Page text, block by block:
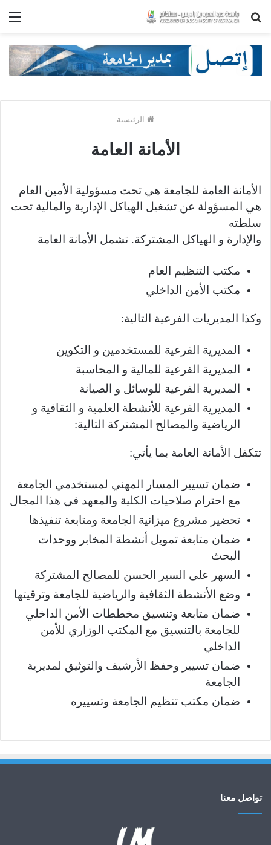
بحث
الرئيسية
الأمانة العامة
الأمانة العامة للجامعة هي تحت مسؤولية الأمين العام
هي المسؤولة عن تشغيل الهياكل الإدارية والمالية تحت
سلطته
والإدارة و الهياكل المشتركة. تشمل الأمانة العامة
مكتب التنظيم العام
مكتب الأمن الداخلي
وكذا المديريات الفرعية التالية:
المديرية الفرعية للمستخدمين و التكوين
المديرية الفرعية للمالية و المحاسبة
المديرية الفرعية للوسائل و الصيانة
المديرية الفرعية للأنشطة العلمية و الثقافية و
الرياضية والمصالح المشتركة التالية:
تتكفل الأمانة العامة بما يأتي:
ضمان تسيير المسار المهني لمستخدمي الجامعة
مع احترام صلاحيات الكلية والمعهد في هذا المجال
تحضير مشروع ميزانية الجامعة ومتابعة تنفيذها
ضمان متابعة تمويل أنشطة المخابر ووحدات
البحث
السهر على السير الحسن للمصالح المشتركة
وضع الأنشطة الثقافية والرياضية للجامعة وترقيتها
ضمان متابعة وتنسيق مخططات الأمن الداخلي
للجامعة بالتنسيق مع المكتب الوزاري للأمن
الداخلي
ضمان تسيير وحفظ الأرشيف والتوثيق لمديرية
الجامعة
ضمان مكتب تنظيم الجامعة وتسييره
تواصل معنا